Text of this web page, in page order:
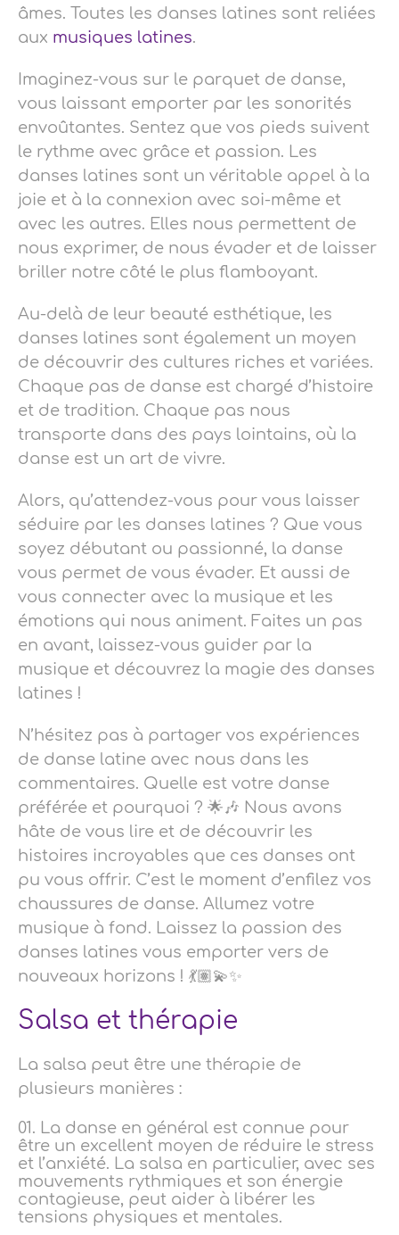
âmes. Toutes les danses latines sont reliées
aux musiques latines.
Imaginez-vous sur le parquet de danse,
vous laissant emporter par les sonorités
envoûtantes. Sentez que vos pieds suivent
le rythme avec grâce et passion. Les
danses latines sont un véritable appel à la
joie et à la connexion avec soi-même et
avec les autres. Elles nous permettent de
nous exprimer, de nous évader et de laisser
briller notre côté le plus flamboyant.
Au-delà de leur beauté esthétique, les
danses latines sont également un moyen
de découvrir des cultures riches et variées.
Chaque pas de danse est chargé d’histoire
et de tradition. Chaque pas nous
transporte dans des pays lointains, où la
danse est un art de vivre.
Alors, qu’attendez-vous pour vous laisser
séduire par les danses latines ? Que vous
soyez débutant ou passionné, la danse
vous permet de vous évader. Et aussi de
vous connecter avec la musique et les
émotions qui nous animent. Faites un pas
en avant, laissez-vous guider par la
musique et découvrez la magie des danses
latines !
N’hésitez pas à partager vos expériences
de danse latine avec nous dans les
commentaires. Quelle est votre danse
préférée et pourquoi ? 🌟🎶 Nous avons
hâte de vous lire et de découvrir les
histoires incroyables que ces danses ont
pu vous offrir. C’est le moment d’enfilez vos
chaussures de danse. Allumez votre
musique à fond. Laissez la passion des
danses latines vous emporter vers de
nouveaux horizons ! 💃🏽💫✨
Salsa et thérapie
La salsa peut être une thérapie de
plusieurs manières :
La danse en général est connue pour
être un excellent moyen de réduire le stress
et l’anxiété. La salsa en particulier, avec ses
mouvements rythmiques et son énergie
contagieuse, peut aider à libérer les
tensions physiques et mentales.